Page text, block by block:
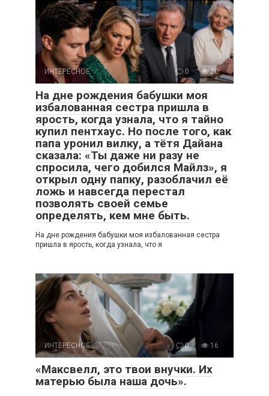
ИНТЕРЕСНОЕ 0 20
На дне рождения бабушки моя
избалованная сестра пришла в
ярость, когда узнала, что я тайно
купил пентхаус. Но после того, как
папа уронил вилку, а тётя Дайана
сказала: «Ты даже ни разу не
спросила, чего добился Майлз», я
открыл одну папку, разоблачил её
ложь и навсегда перестал
позволять своей семье
определять, кем мне быть.
На дне рождения бабушки моя избалованная сестра
пришла в ярость, когда узнала, что я
ИНТЕРЕСНОЕ 0 16
«Максвелл, это твои внучки. Их
матерью была наша дочь».